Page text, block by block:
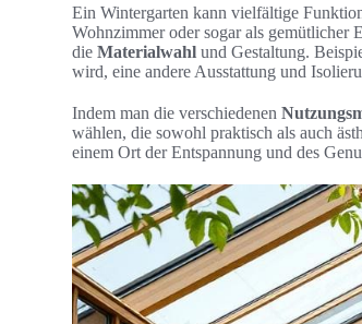
Ein Wintergarten kann vielfältige
Wohnzimmer oder sogar als gemütlicher
die Materialwahl und Gestaltung.
wird, eine andere Ausstattung und
Indem man die verschiedenen
wählen, die sowohl praktisch als auch
einem Ort der Entspannung und des